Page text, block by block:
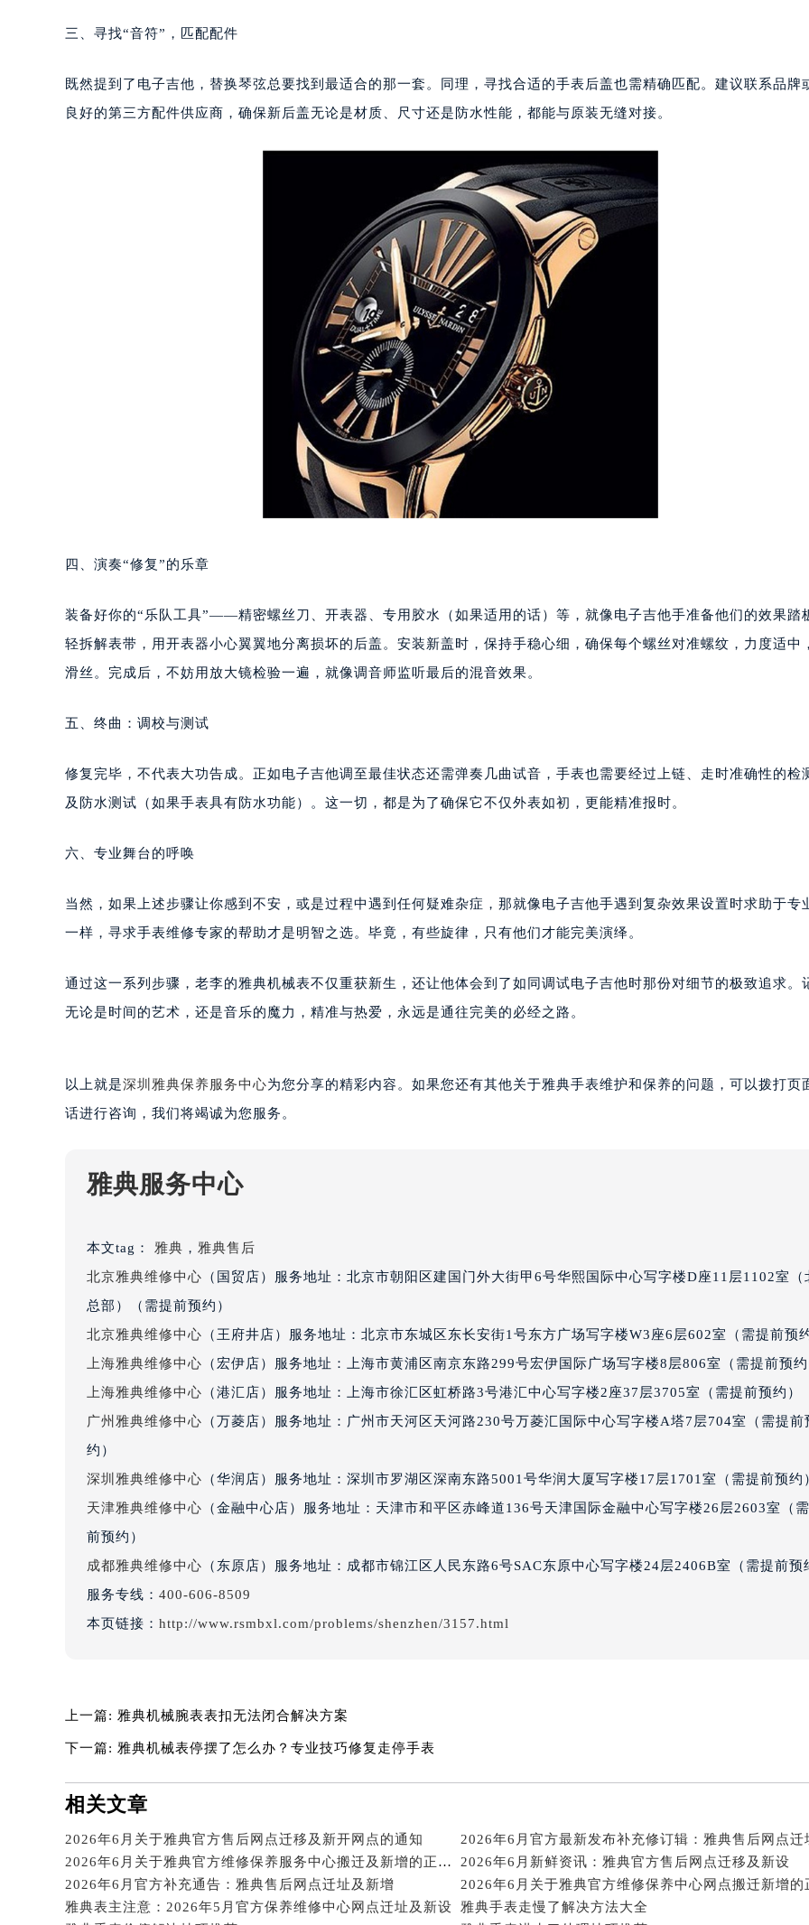
温州市鹿城区锦绣路1067号置信广场10层1015室（需提前预约）
大连市中山区人民路15号国际金融大厦7层G室（需提前预约）
佛山市禅城区季华五路57号万科金融中心C座12层1205室（需提前预约）
无锡市梁溪区人民中路139号恒隆广场写字楼1座11层1104室（需提前预约）
南通市崇川区工农路57号圆融广场写字楼16层1603室（需提前预约）
苏州市苏州工业园区星港街199号苏州中心办公楼C座22层08室（需提前预约）
武汉市江汉区解放大道686号世界贸易大厦38层09室（需提前预约）
南宁市青秀区金湖路59号地王大厦12楼1224室（需提前预约）
合肥市蜀山区潜山路111号万象城华润大厦B座12楼03室（需提前预约）
泉州市丰泽区宝洲路729号浦西万达中心写字楼A座7楼709室（需提前预约）
青岛市南区山东路6号华润大厦B座22层04室（需提前预约）
烟台市芝罘区胜利路139号万达金融中心A座907室（需提前预约）
长春市朝阳区西安大路727号中银大厦A座(旺进大厦)18层09室（需提前预约）
贵阳市南明区都司高架桥路33号亨特国际金融中心14楼14D（需提前预约）
昆明市盘龙区北京路928号同德昆明广场写字楼10层06室（需提前预约）
石家庄市长安区中山东路39号勒泰中心写字楼B座13层07室（需提前预约）
西安市碑林区南关正街88号华侨城长安国际中心E座6楼10室（需提前预约）
海口市龙华区金贸东路5号海口华润大厦B座17层1707室（需提前预约）
台州市椒江区东海大道1800号腾达中心东1幢20楼2002室（需提前预约）
甘肃省兰州市七里河区西津西路16号兰州中心写字楼21层2102室（需提前预约）
重庆市解放碑渝中区民权路28号英利国际金融中心写字楼20层01室（需提前预约）
黑龙江省大庆市萨尔图区会战大街雅典售后服务中心（需提前预约）
黑龙江省黑河市爱辉区中央街雅典售后服务中心（需提前预约）
黑龙江省佳木斯市向阳区长安路雅典售后服务中心（需提前预约）
黑龙江省牡丹江市东安区太平路雅典售后服务中心（需提前预约）
黑龙江省齐齐哈尔市龙沙区龙华路雅典售后服务中心（需提前预约）
黑龙江省绥化市北林区新华街与康庄路交叉口雅典售后服务中心（需提前预约）
黑龙江省伊春市伊美区通河路雅典售后服务中心（需提前预约）
吉林省白山市浑江区浑江大街雅典售后服务中心（需提前预约）
吉林省吉林市船营区河南街雅典售后服务中心（需提前预约）
吉林省四平市铁东区紫气大路与南九经街交汇处雅典售后服务中心（需提前预约）
吉林省松原市宁江区五环大街雅典售后服务中心（需提前预约）
辽宁省鞍山市铁东区站前街雅典售后服务中心（需提前预约）
辽宁省丹东市振兴区七经街雅典售后服务中心（需提前预约）
辽宁省抚顺市新抚区东一路雅典售后服务中心（需提前预约）
辽宁省阜新市海州区解放大街雅典售后服务中心（需提前预约）
辽宁省葫芦岛市连山区中央路雅典售后服务中心（需提前预约）
辽宁省锦州市古塔区中央大街雅典售后服务中心（需提前预约）
辽宁省铁岭市银州区南马路雅典售后服务中心（需提前预约）
辽宁省沈阳市沈河区中街路137号亨得利名表维修授权店1楼雅典售后服务中心（需提前预约）
辽宁省沈阳市沈河区中街路83号亨得利名表维修授权店1楼雅典售后服务中心（需提前预约）
北京市东城区东长安街1号王府井东方广场W3座6层602室雅典售后服务中心（需提前预约）
内蒙古自治区巴彦淖尔市临河区新华街雅典售后服务中心（需提前预约）
内蒙古自治区鄂尔多斯市东胜区伊金霍洛街雅典售后服务中心（需提前预约）
内蒙古自治区乌海市海勃湾区人民南路雅典售后服务中心（需提前预约）
内蒙古自治区锡林郭勒盟市锡林浩特市光明街与额尔敦路交叉口雅典售后服务中心（需提前预约）
内蒙古自治区兴安盟市乌兰浩特市兴安大街雅典售后服务中心（需提前预约）
山西省大同市平城区迎宾街雅典售后服务中心（需提前预约）
山西省晋城市城区黄华街雅典售后服务中心（需提前预约）
三、寻找“音符”，匹配配件
既然提到了电子吉他，替换琴弦总要找到最适合的那一套。同理，寻找合适的手表后盖也需精确匹配。建议联系品牌
良好的第三方配件供应商，确保新后盖无论是材质、尺寸还是防水性能，都能与原装无缝对接。
四、演奏“修复”的乐章
装备好你的“乐队工具”——精密螺丝刀、开表器、专用胶水（如果适用的话）等，就像电子吉他手准备他们的效果踏
轻拆解表带，用开表器小心翼翼地分离损坏的后盖。安装新盖时，保持手稳心细，确保每个螺丝对准螺纹，力度适中
滑丝。完成后，不妨用放大镜检验一遍，就像调音师监听最后的混音效果。
五、终曲：调校与测试
修复完毕，不代表大功告成。正如电子吉他调至最佳状态还需弹奏几曲试音，手表也需要经过上链、走时准确性的检
及防水测试（如果手表具有防水功能）。这一切，都是为了确保它不仅外表如初，更能精准报时。
六、专业舞台的呼唤
当然，如果上述步骤让你感到不安，或是过程中遇到任何疑难杂症，那就像电子吉他手遇到复杂效果设置时求助于专
一样，寻求手表维修专家的帮助才是明智之选。毕竟，有些旋律，只有他们才能完美演绎。
通过这一系列步骤，老李的雅典机械表不仅重获新生，还让他体会到了如同调试电子吉他时那份对细节的极致追求。
无论是时间的艺术，还是音乐的魔力，精准与热爱，永远是通往完美的必经之路。
以上就是深圳雅典保养服务中心为您分享的精彩内容。如果您还有其他关于雅典手表维护和保养的问题，可以拨打页
话进行咨询，我们将竭诚为您服务。
雅典服务中心
本文tag： 雅典 ， 雅典售后
北京雅典维修中心 （国贸店）服务地址：北京市朝阳区建国门外大街甲6号华熙国际中心写字楼D座11层1102室（
总部）（需提前预约）
北京雅典维修中心 （王府井店）服务地址：北京市东城区东长安街1号东方广场写字楼W3座6层602室（需提前预约
上海雅典维修中心 （宏伊店）服务地址：上海市黄浦区南京东路299号宏伊国际广场写字楼8层806室（需提前预约
上海雅典维修中心 （港汇店）服务地址：上海市徐汇区虹桥路3号港汇中心写字楼2座37层3705室（需提前预约）
广州雅典维修中心 （万菱店）服务地址：广州市天河区天河路230号万菱汇国际中心写字楼A塔7层704室（需提前
约）
深圳雅典维修中心 （华润店）服务地址：深圳市罗湖区深南东路5001号华润大厦写字楼17层1701室（需提前预约
天津雅典维修中心 （金融中心店）服务地址：天津市和平区赤峰道136号天津国际金融中心写字楼26层2603室（
前预约）
成都雅典维修中心 （东原店）服务地址：成都市锦江区人民东路6号SAC东原中心写字楼24层2406B室（需提前预
服务专线： 400-606-8509
本页链接： http://www.rsmbxl.com/problems/shenzhen/3157.html
上一篇: 雅典机械腕表表扣无法闭合解决方案
下一篇: 雅典机械表停摆了怎么办？专业技巧修复走停手表
相关文章
2026年6月关于雅典官方售后网点迁移及新开网点的通知
2026年6月关于雅典官方维修保养服务中心搬迁及新增的正式文件全文内容公示
2026年6月新鲜资讯：雅典官方售后网点迁移及新设
2026年6月官方补充通告：雅典售后网点迁址及新增
雅典表主注意：2026年5月官方保养维修中心网点迁址及新设
雅典手表走慢了解决方法大全